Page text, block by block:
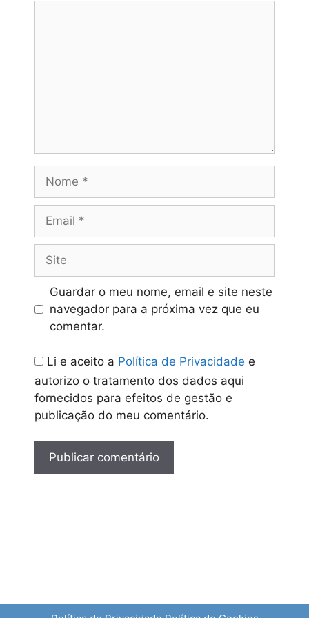
Nome
Email
Site
Guardar o meu nome, email e site neste
navegador para a próxima vez que eu
comentar.
Li e aceito a Política de Privacidade e
autorizo o tratamento dos dados aqui
fornecidos para efeitos de gestão e
publicação do meu comentário.